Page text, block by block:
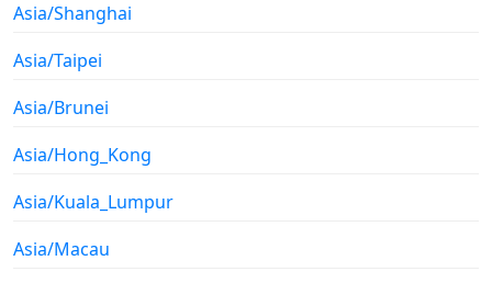
Asia/Shanghai
Asia/Taipei
Asia/Brunei
Asia/Hong_Kong
Asia/Kuala_Lumpur
Asia/Macau